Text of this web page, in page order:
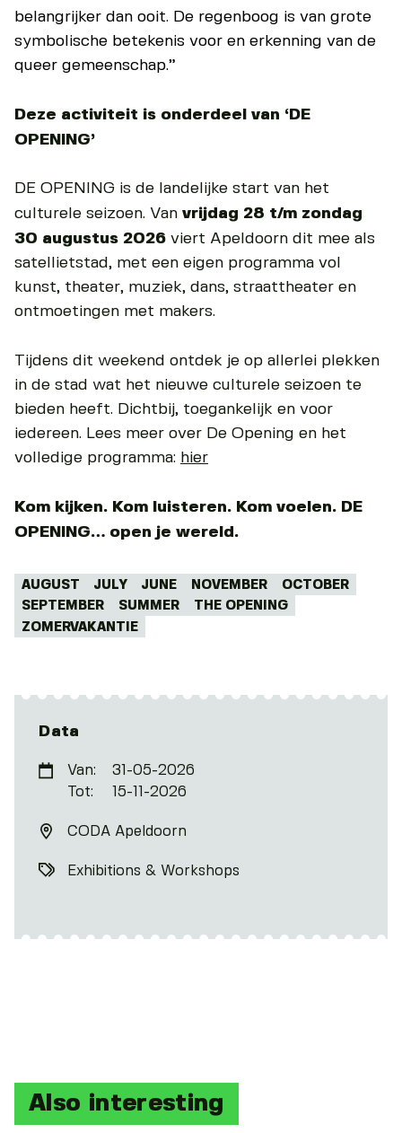
belangrijker dan ooit. De regenboog is van grote
symbolische betekenis voor en erkenning van de
queer gemeenschap.”
Deze activiteit is onderdeel van ‘DE
OPENING’
DE OPENING is de landelijke start van het
culturele seizoen. Van vrijdag 28 t/m zondag
30 augustus 2026 viert Apeldoorn dit mee als
satellietstad, met een eigen programma vol
kunst, theater, muziek, dans, straattheater en
ontmoetingen met makers.
Tijdens dit weekend ontdek je op allerlei plekken
in de stad wat het nieuwe culturele seizoen te
bieden heeft. Dichtbij, toegankelijk en voor
iedereen. Lees meer over De Opening en het
volledige programma: hier
Kom kijken. Kom luisteren. Kom voelen. DE
OPENING… open je wereld.
Tags:
AUGUST JULY JUNE NOVEMBER
OCTOBER
SEPTEMBER
SUMMER
THE OPENING
ZOMERVAKANTIE
Data
Van:
31-05-2026
Tot:
15-11-2026
CODA Apeldoorn
Exhibitions & Workshops
Also interesting